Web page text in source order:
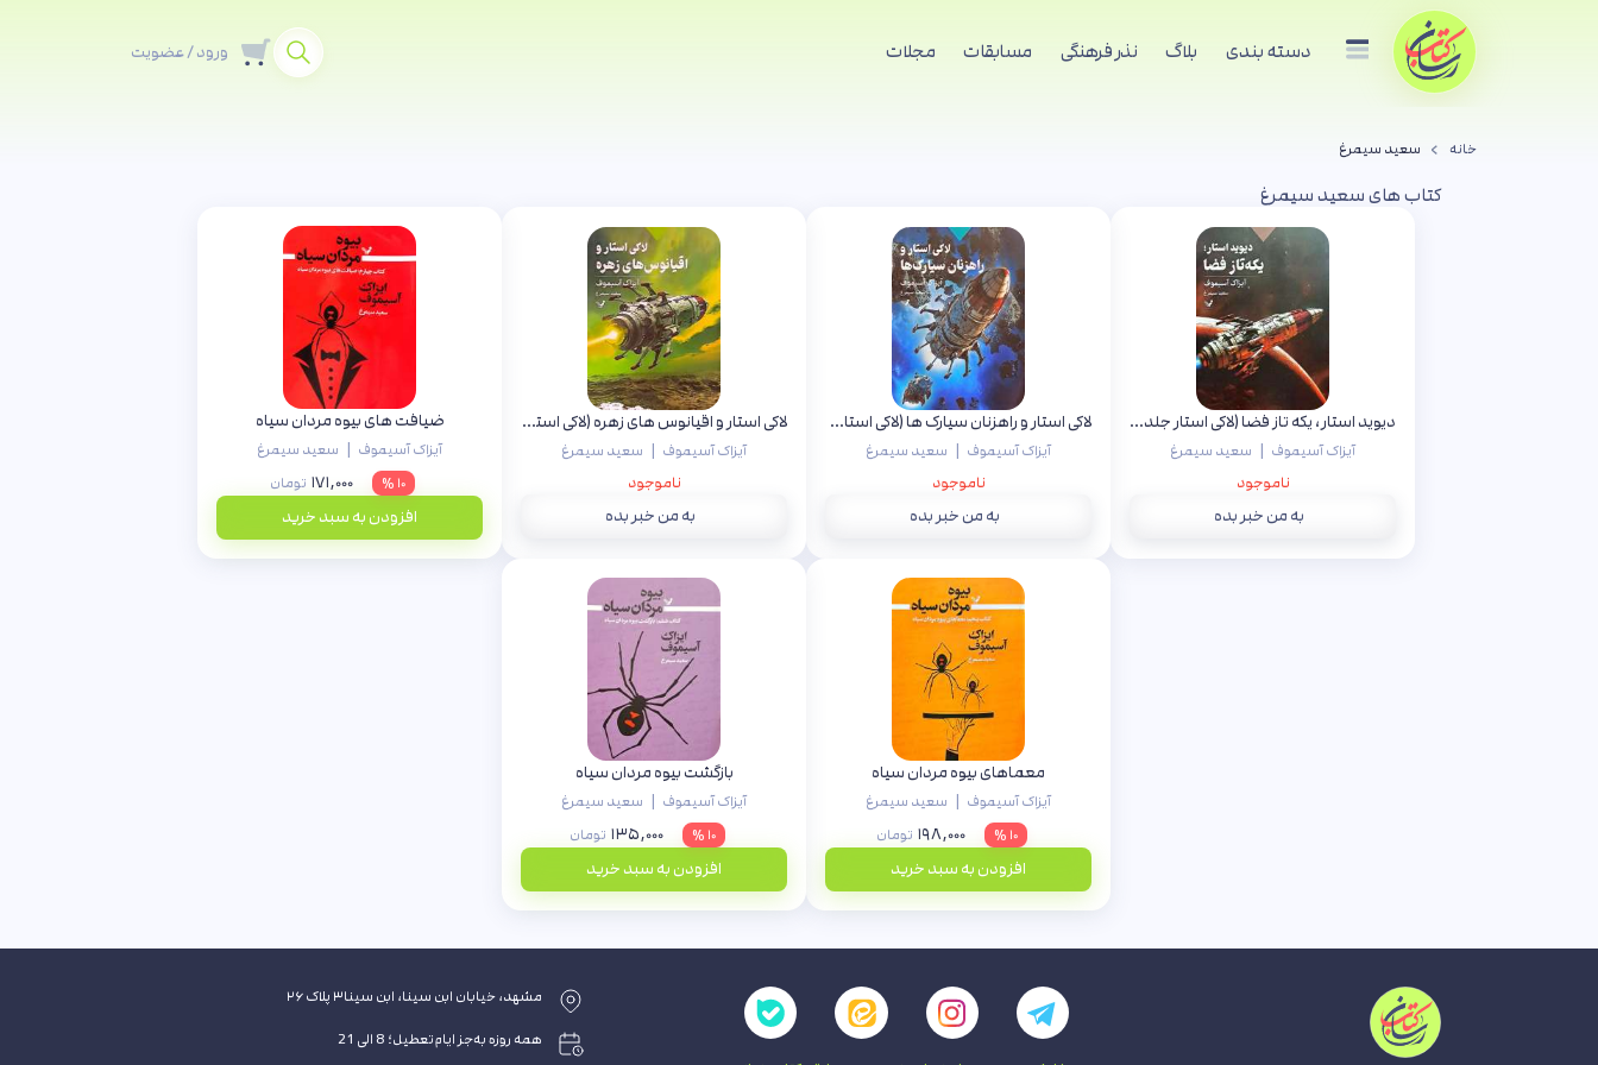
دسته بندی بلاگ نذر فرهنگی مسابقات مجلات ورود / عضویت
خانه سعید سیمرغ
کتاب های سعید سیمرغ
دیوید استار، یکه تاز فضا (لاکی استار جلد اول)
آیزاک آسیموف سعید سیمرغ
ناموجود
به من خبر بده
لاکی استار و راهزنان سیارک ها (لاکی استار جلد دوم)
آیزاک آسیموف سعید سیمرغ
ناموجود
به من خبر بده
لاکی استار و اقیانوس های زهره (لاکی استار جلد سوم)
آیزاک آسیموف سعید سیمرغ
ناموجود
به من خبر بده
ضیافت های بیوه مردان سیاه
آیزاک آسیموف
سعید سیمرغ
۱۰ %
۱۷۱,۰۰۰ تومان
افزودن به سبد خرید
معماهای بیوه مردان سیاه
آیزاک آسیموف
سعید سیمرغ
۱۰ %
۱۹۸,۰۰۰ تومان
افزودن به سبد خرید
بازگشت بیوه مردان سیاه
آیزاک آسیموف
سعید سیمرغ
۱۰ %
۱۳۵,۰۰۰ تومان
افزودن به سبد خرید
مشهد، خیابان ابن سینا، ابن سینا۳ پلاک ۲۶
همه روزه به‌جز ایام تعطیل؛ 8 الی 21